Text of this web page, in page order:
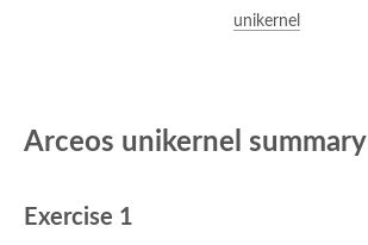
unikernel
Arceos unikernel summary
Exercise 1